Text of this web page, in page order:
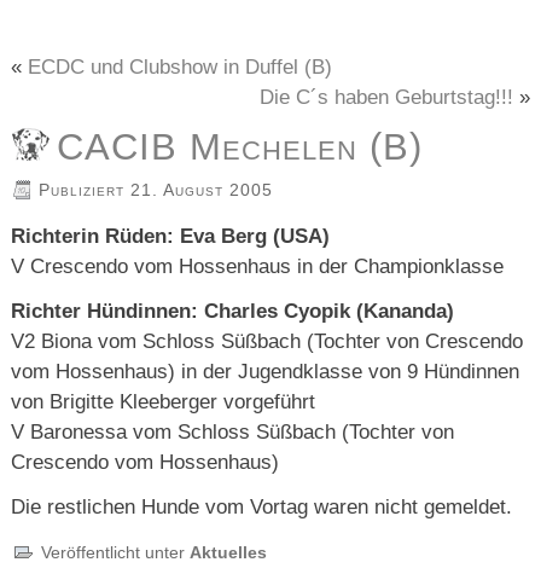
« ECDC und Clubshow in Duffel (B)
Die C´s haben Geburtstag!!! »
CACIB Mechelen (B)
Publiziert 21. August 2005
Richterin Rüden: Eva Berg (USA)
V Crescendo vom Hossenhaus in der Championklasse
Richter Hündinnen: Charles Cyopik (Kananda)
V2 Biona vom Schloss Süßbach (Tochter von Crescendo
vom Hossenhaus) in der Jugendklasse von 9 Hündinnen
von Brigitte Kleeberger vorgeführt
V Baronessa vom Schloss Süßbach (Tochter von
Crescendo vom Hossenhaus)
Die restlichen Hunde vom Vortag waren nicht gemeldet.
Veröffentlicht unter Aktuelles